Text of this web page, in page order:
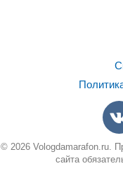
© 2026 Vologdamarafon.ru.
сайта